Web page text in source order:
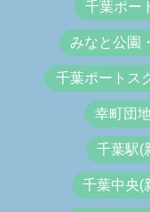
千葉ポー
みなと公園
千葉ポートス
幸町団
千葉駅(
千葉中央(